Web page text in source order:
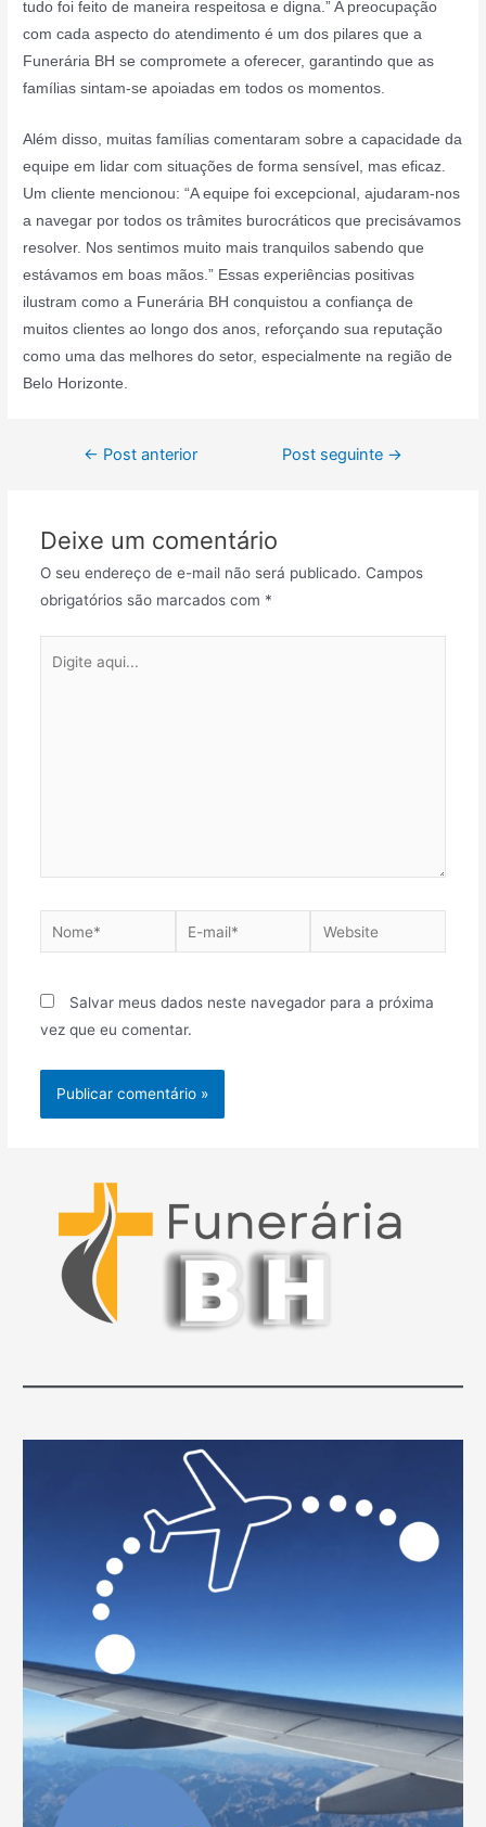
tudo foi feito de maneira respeitosa e digna.” A preocupação
com cada aspecto do atendimento é um dos pilares que a
Funerária BH se compromete a oferecer, garantindo que as
famílias sintam-se apoiadas em todos os momentos.
Além disso, muitas famílias comentaram sobre a capacidade da
equipe em lidar com situações de forma sensível, mas eficaz.
Um cliente mencionou: “A equipe foi excepcional, ajudaram-nos
a navegar por todos os trâmites burocráticos que precisávamos
resolver. Nos sentimos muito mais tranquilos sabendo que
estávamos em boas mãos.” Essas experiências positivas
ilustram como a Funerária BH conquistou a confiança de
muitos clientes ao longo dos anos, reforçando sua reputação
como uma das melhores do setor, especialmente na região de
Belo Horizonte.
Navegação
← Post anterior Post seguinte →
Deixe um comentário
O seu endereço de e-mail não será publicado. Campos
obrigatórios são marcados com *
aqui...
Nome*
E-
mail*
Website
Salvar meus dados neste navegador para a próxima
vez que eu comentar.